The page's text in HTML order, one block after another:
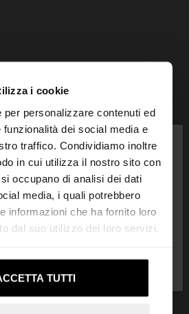
i cookie
personalizzare contenuti ed
dei social media e
traffico. Condividiamo inoltre
in cui utilizza il nostro sito con
occupano di analisi dei dati
media, i quali potrebbero
informazioni che ha fornito loro
dal suo utilizzo dei loro servizi.
TUTTI
×
da Svizzera. Vuoi navigare
States?